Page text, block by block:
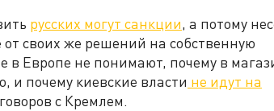
русских могут санкции, а потому
своих же решений на собственную
в Европе не понимают, почему в
и почему киевские власти не идут на
с Кремлем.